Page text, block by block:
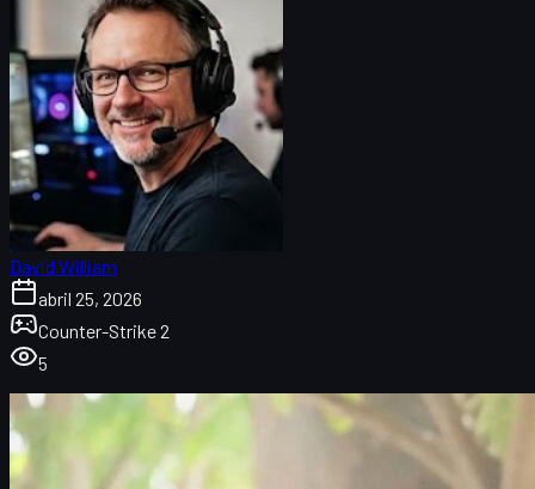
David William
abril 25, 2026
Counter-Strike 2
5
Un monje chino que juega CS2: por qué su historia
importa
Quién es el monje chino que juega CS2
Tilt, rage y frustración en CS2 según un monje